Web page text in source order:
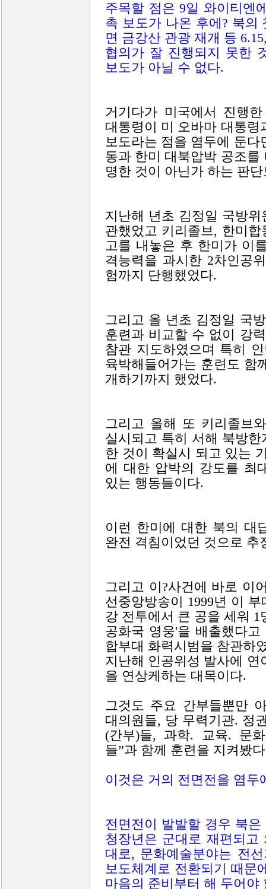
주목할 점은 9일 와이티엔
촉 보도가 나온 후에? 북의
면 금강산 관광 재개 등
협의가 잘 진행되지 못한
보도가 아닐 수 없다.
거기다가 미국에서 진행한
대통령이 미 오바마 대통
보도라는 점을 염두에 둔
동과 한미 대북압박 공조
명한 것이 아닌가 하는 판
지난해 년초 김정일 국방
관했었고 키리졸브, 한미
고를 내놓은 후 한미가 이
격능력을 과시한 2차인공
험까지 단행했었다.
그리고 올 년초 김정일 국
훈련과 비교할 수 없이 강
참관 지도하였으며 특히
육박해들어가는 훈련도 함
개하기까지 했었다.
그리고 올해 또 키리졸브
실시되고 특히 서해 북방
한 것이 확실시 되고 있는
에 대한 압박의 강도를 최
있는 행동들이다.
이런 한미에 대한 북의 대
완전 격침이었던 것으로 추
그리고 이?사건에 바로 이
선중앙방송이 1999년 이
강 전투에서 큰 공을 세워
공화국 영웅'을 배출했다
합부대 화력시범을 참관하
지난해 인공위성 발사에
을 연상케하는 대목이다.
그것도 주요 간부들뿐만
대의원들, 당 무력기관. 정
(간부)들, 과학. 교육. 문
들”과 함께 훈련을 지켜봤
이것은 거의 전면전을 염두
전면전이 발발할 경우 북
청장년은 군대로 재편되
대로, 문화예술분야는 전
보도체계로 전환되기 때문
마음의 준비부터 해 두어야